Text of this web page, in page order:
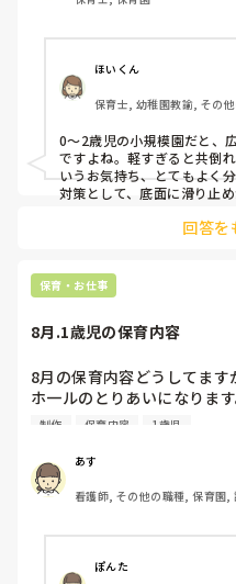
す。かと言って固定してし
しっかりした重いものを置
い勝手が悪く、子どもがぶ
ました。
皆さんの園ではどんなもの
ほいくん
保育士, 幼稚園教諭, その
0〜2歳児の小規模園だと、
ですよね。軽すぎると共倒
いうお気持ち、とてもよく
対策として、底面に滑り止
た、ストッパー付きキャス
り、脚元に水入りペットボ
てくださいね。安全で使い
回答を
保育・お仕事
8月.1歳児の保育内容
8月の保育内容どうしてます
ホ一ルのとりあいになりま
台、風船で遊んでいます。
クラスです、玩具で遊ばせ
ています。何か、いいアイ
で、教えて下さい。
制作 保育内容 1歳児
あす
看護師, その他の職種, 保育園,
ぽんた